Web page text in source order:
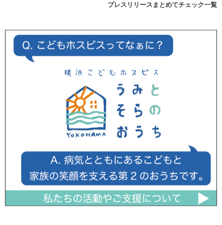
プレスリリースまとめてチェック一覧